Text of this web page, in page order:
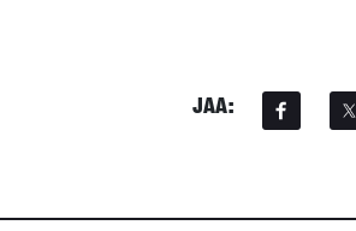
JAA: